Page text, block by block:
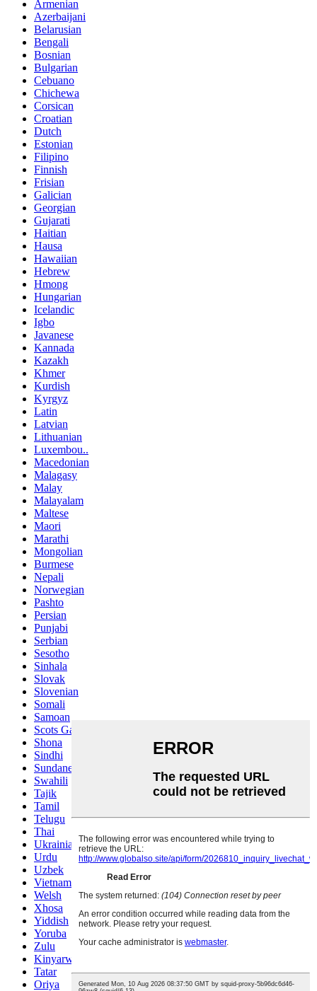
Armenian
Azerbaijani
Belarusian
Bengali
Bosnian
Bulgarian
Cebuano
Chichewa
Corsican
Croatian
Dutch
Estonian
Filipino
Finnish
Frisian
Galician
Georgian
Gujarati
Haitian
Hausa
Hawaiian
Hebrew
Hmong
Hungarian
Icelandic
Igbo
Javanese
Kannada
Kazakh
Khmer
Kurdish
Kyrgyz
Latin
Latvian
Lithuanian
Luxembou..
Macedonian
Malagasy
Malay
Malayalam
Maltese
Maori
Marathi
Mongolian
Burmese
Nepali
Norwegian
Pashto
Persian
Punjabi
Serbian
Sesotho
Sinhala
Slovak
Slovenian
Somali
Samoan
Scots Gaelic
Shona
Sindhi
Sundanese
Swahili
Tajik
Tamil
Telugu
Thai
Ukrainian
Urdu
Uzbek
Vietnamese
Welsh
Xhosa
Yiddish
Yoruba
Zulu
Kinyarwanda
Tatar
Oriya